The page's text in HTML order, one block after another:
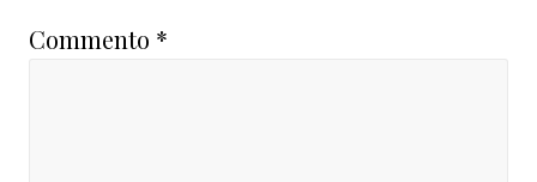
Commento *